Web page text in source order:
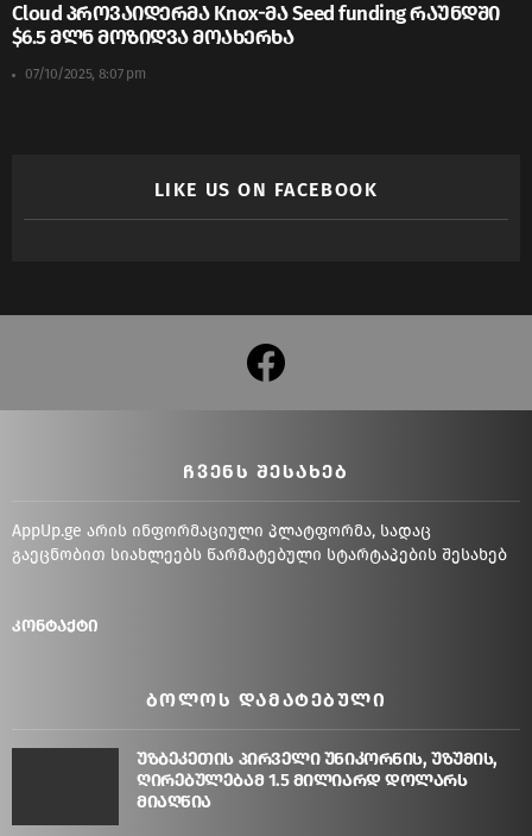
Cloud პროვაიდერმა Knox-მა Seed funding რაუნდში
$6.5 მლნ მოზიდვა მოახერხა
07/10/2025, 8:07 pm
LIKE US ON FACEBOOK
facebook
ᲩᲕᲔᲜᲡ ᲨᲔᲡᲐᲮᲔᲑ
AppUp.ge არის ინფორმაციული პლატფორმა, სადაც
გაეცნობით სიახლეებს წარმატებული სტარტაპების შესახებ
კონტაქტი
ᲑᲝᲚᲝᲡ ᲓᲐᲛᲐᲢᲔᲑᲣᲚᲘ
უზბეკეთის პირველი უნიკორნის, უზუმის,
ღირებულებამ 1.5 მილიარდ დოლარს
მიაღწია